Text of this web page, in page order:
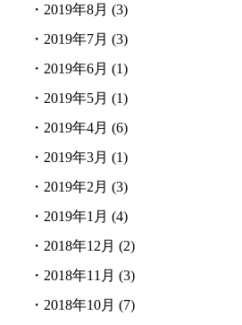
・ 2019年8月 (3)
・ 2019年7月 (3)
・ 2019年6月 (1)
・ 2019年5月 (1)
・ 2019年4月 (6)
・ 2019年3月 (1)
・ 2019年2月 (3)
・ 2019年1月 (4)
・ 2018年12月 (2)
・ 2018年11月 (3)
・ 2018年10月 (7)